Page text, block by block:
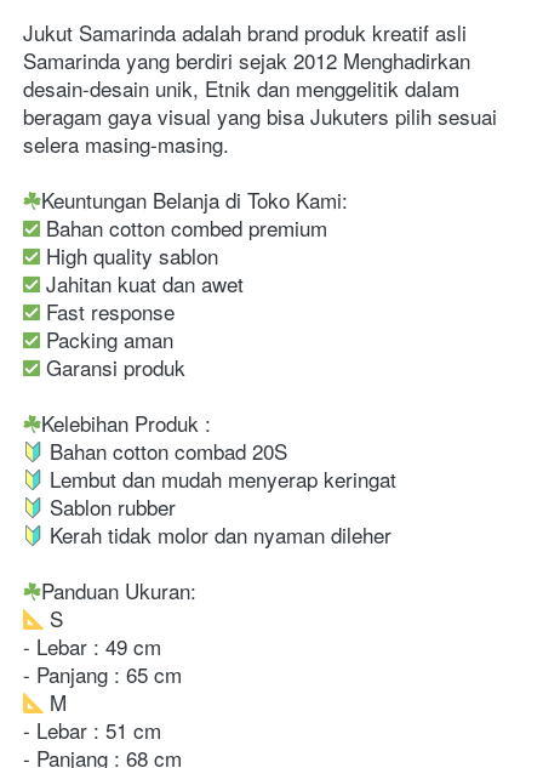
Jukut Samarinda adalah brand produk kreatif asli
Samarinda yang berdiri sejak 2012 Menghadirkan
desain-desain unik, Etnik dan menggelitik dalam
beragam gaya visual yang bisa Jukuters pilih sesuai
selera masing-masing.
Garansi produk
Kerah tidak molor dan nyaman dileher
S
- Lebar : 49 cm
M
- Lebar : 51 cm